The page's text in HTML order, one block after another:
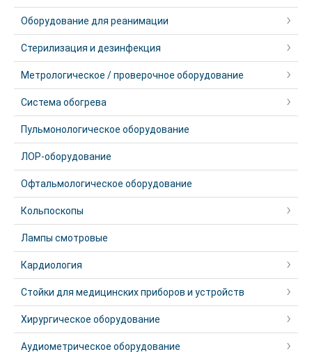
Оборудование для реанимации
Стерилизация и дезинфекция
Метрологическое / проверочное оборудование
Система обогрева
Пульмонологическое оборудование
ЛОР-оборудование
Офтальмологическое оборудование
Кольпоскопы
Лампы смотровые
Кардиология
Стойки для медицинских приборов и устройств
Хирургическое оборудование
Аудиометрическое оборудование